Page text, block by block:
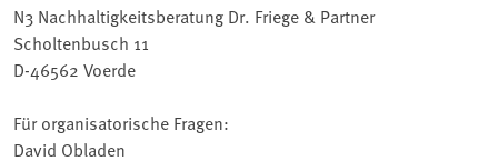
N3 Nachhaltigkeitsberatung Dr. Friege & Partner
Scholtenbusch 11
D-46562 Voerde
Für organisatorische Fragen:
David Obladen